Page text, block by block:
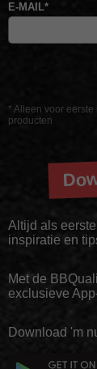
* Alleen voor
producten
E-MAIL*
Altijd als
inspiratie en
Met de
exclusieve
Download 'm